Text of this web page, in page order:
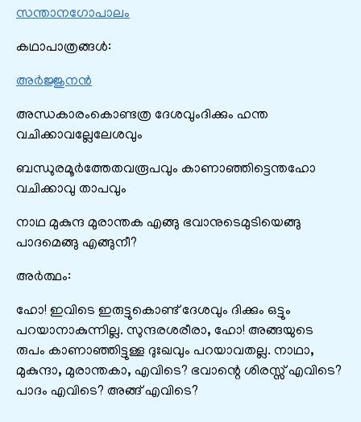
സന്താനഗോപാലം
കഥാപാത്രങ്ങൾ:
അര്‍ജ്ജുനന്‍
അന്ധകാരംകൊണ്ടത്ര ദേശവുംദിക്കും ഹന്ത
വചിക്കാവല്ലേലേശവും
ബന്ധുരമൂർത്തേതവരൂപവും കാണാഞ്ഞിട്ടെന്തഹോ
വചിക്കാവു താപവും
നാഥ മുകുന്ദ മുരാന്തക എങ്ങു ഭവാനുടെമുടിയെങ്ങു
പാദമെങ്ങു എങ്ങുനീ?
അർത്ഥം:
ഹോ! ഇവിടെ ഇരുട്ടുകൊണ്ട് ദേശവും ദിക്കും ഒട്ടും
പറയാനാകുന്നില്ല. സുന്ദരശരീരാ, ഹോ! അങ്ങയുടെ
രുപം കാണാഞ്ഞിട്ടുള്ള ദുഃഖവും പറയാവതല്ല. നാഥാ,
മുകുന്ദാ, മുരാന്തകാ, എവിടെ? ഭവാന്റെ ശിരസ്സ് എവിടെ?
പാദം എവിടെ? അങ്ങ് എവിടെ?